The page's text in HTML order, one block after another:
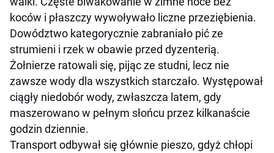
koców i płaszczy wywoływało liczne przeziębienia.
Dowództwo kategorycznie zabraniało pić ze
strumieni i rzek w obawie przed dyzenterią.
Żołnierze ratowali się, pijąc ze studni, lecz nie
zawsze wody dla wszystkich starczało. Występował
ciągły niedobór wody, zwłaszcza latem, gdy
maszerowano w pełnym słońcu przez kilkanaście
godzin dziennie.
Transport odbywał się głównie pieszo, gdyż chłopi